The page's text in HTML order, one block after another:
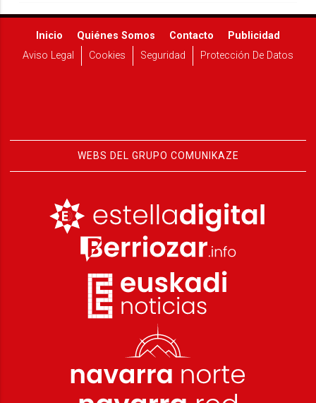
Inicio Quiénes Somos Contacto
Publicidad
Aviso Legal
Cookies Seguridad Protección De Datos
WEBS DEL GRUPO COMUNIKAZE